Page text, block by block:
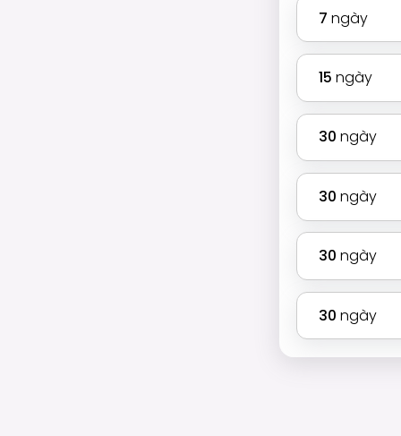
7 ngày
15 ngày
30 ngày
30 ngày
30 ngày
30 ngày